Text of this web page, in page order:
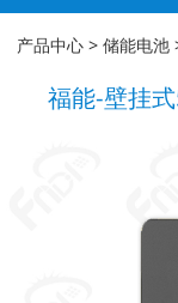
福能-
产品中心 >储能电池
福能-壁挂